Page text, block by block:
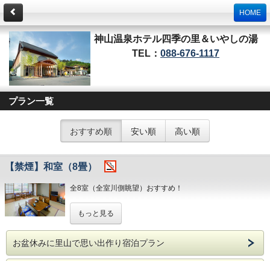
HOME
神山温泉ホテル四季の里＆いやしの湯
TEL： 088-676-1117
プラン一覧
おすすめ順 安い順 高い順
【禁煙】和室（8畳）
全8室（全室川側眺望）おすすめ！
テレビ、冷蔵庫（空）、湯茶セット、目覚まし時計、シャワ
ートイレ、タオル、バスタオル、歯ブラシ、ヘアードライヤ
◎宿泊者専用温泉は、午後3時のチェックインから翌朝午前
もっと見る
お盆休みに里山で思い出作り宿泊プラン